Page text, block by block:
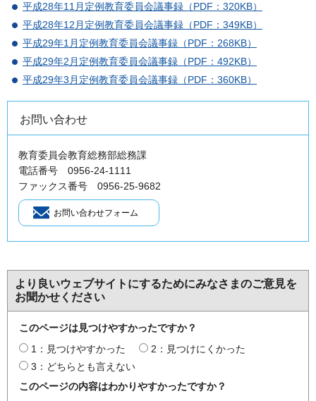
平成28年11月定例教育委員会議事録（PDF：320KB）
平成28年12月定例教育委員会議事録（PDF：349KB）
平成29年1月定例教育委員会議事録（PDF：268KB）
平成29年2月定例教育委員会議事録（PDF：492KB）
平成29年3月定例教育委員会議事録（PDF：360KB）
お問い合わせ
教育委員会教育総務部総務課
電話番号 0956-24-1111
ファックス番号 0956-25-9682
より良いウェブサイトにするためにみなさまのご意見を
お聞かせください
このページは見つけやすかったですか？
1：見つけやすかった
2：見つけにくかった
3：どちらとも言えない
このページの内容はわかりやすかったですか？